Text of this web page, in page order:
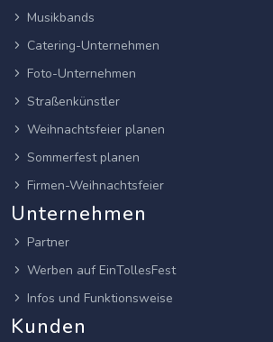
Musikbands
Catering-Unternehmen
Foto-Unternehmen
Straßenkünstler
Weihnachtsfeier planen
Sommerfest planen
Firmen-Weihnachtsfeier
Unternehmen
Partner
Werben auf EinTollesFest
Infos und Funktionsweise
Kunden